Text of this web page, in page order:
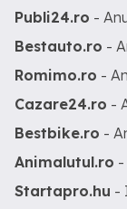
Publi24.ro -
Bestauto.ro -
Romimo.ro -
Cazare24.ro -
Bestbike.ro -
Animalutul.ro -
Startapro.hu -